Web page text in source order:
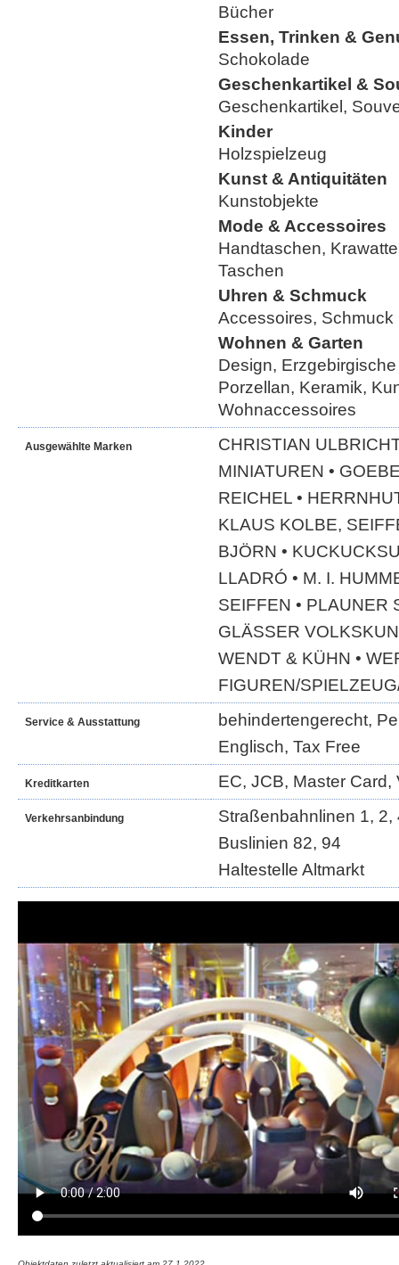
Bücher
Essen, Trinken &
Schokolade
Geschenkartikel &
Geschenkartikel,
Kinder
Holzspielzeug
Kunst & Antiquitäten
Kunstobjekte
Mode & Accessoires
Handtaschen,
Taschen
Uhren & Schmuck
Accessoires, Schmuck
Wohnen & Garten
Design,
Porzellan, Keramik,
Wohnaccessoires
Ausgewählte Marken
CHRISTIAN
MINIATUREN •
REICHEL •
KLAUS KOLBE,
BJÖRN •
LLADRÓ • M. I.
SEIFFEN • PLAUNER
GLÄSSER
WENDT & KÜHN •
FIGUREN/
Service & Ausstattung
behindertengerecht,
Englisch, Tax Free
Kreditkarten EC, JCB, Master Card,
Verkehrsanbindung
Straßenbahnlinen 1, 2,
Buslinien 82, 94
Haltestelle Altmarkt